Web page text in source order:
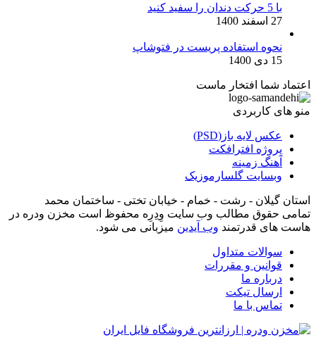
با 5 حرکت دندان را سفید کنید
27 اسفند 1400
نحوه استفاده پریست در فتوشاپ
15 دی 1400
اعتماد شما افتخار ماست
منو های کاربردی
عکس لایه باز(PSD)
پروژه افترافکت
آهنگ زمینه
وبسایت گلسارموزیک
استان گیلان - رشت - خمام - خیابان تختی - ساختمان محمد
تمامی حقوق مطالب وب سایت وِدِرِه محفوظ است مخزن ودره در
هاست های قدرتمند وب آیدین میزبانی می شود.
سوالات متداول
قوانین و مقررات
درباره ما
ارسال تیکت
تماس با ما